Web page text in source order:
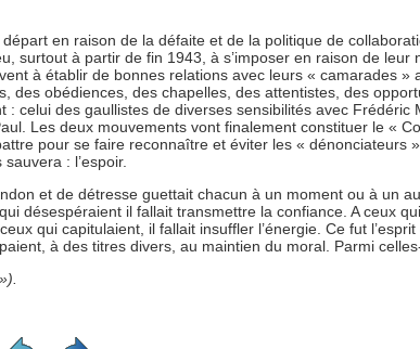
en raison de la défaite et de la politique de
surtout à partir de fin 1943, à s’imposer en raison de leur
à établir de bonnes relations avec leurs « camarades »
des obédiences, des chapelles, des attentistes, des
: celui des gaullistes de diverses sensibilités avec Frédéric
Les deux mouvements vont finalement constituer le «
pour se faire reconnaître et éviter les « dénonciateurs
: l’espoir.
et de détresse guettait chacun à un moment ou à un
désespéraient il fallait transmettre la confiance. A ceux
qui capitulaient, il fallait insuffler l’énergie. Ce fut
à des titres divers, au maintien du moral. Parmi